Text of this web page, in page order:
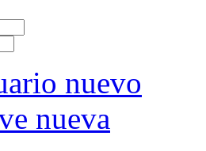
nuevo
nueva